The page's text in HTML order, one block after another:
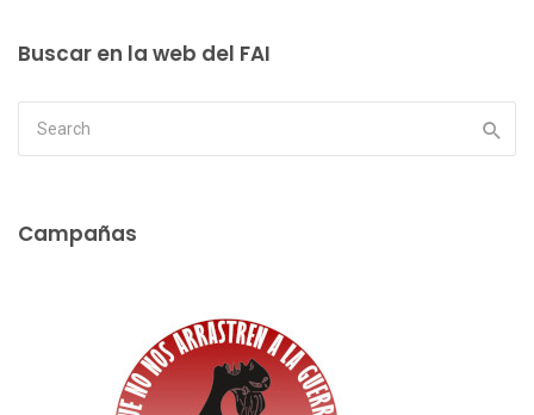
Buscar en la web del FAI
Campañas